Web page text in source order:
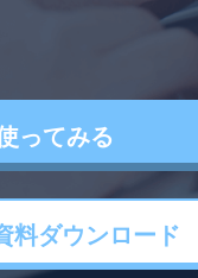
ってみる
料ダウンロード